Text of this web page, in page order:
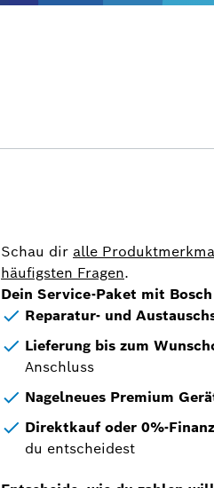
Schau dir alle
häufigsten Fragen.
Dein Service-Paket mit
Reparatur- und
Lieferung bis zum
Anschluss
Nagelneues Premium
Direktkauf oder 0%-
du entscheidest